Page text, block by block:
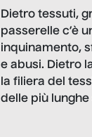
Dietro tessuti,
passerelle c’è
inquinamento,
e abusi. Dietro
la filiera del
delle più lunghe